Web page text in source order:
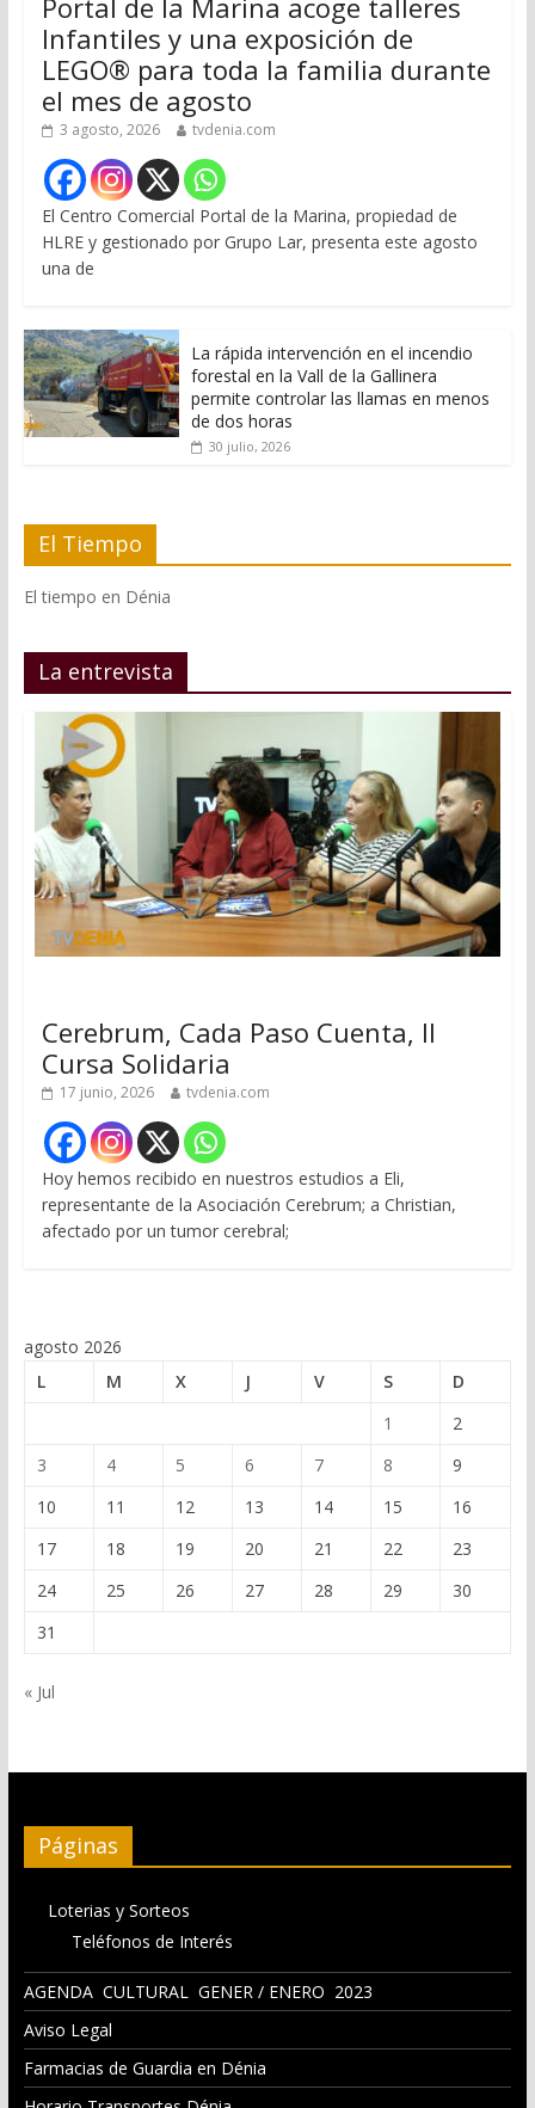
Portal de la Marina acoge talleres
Infantiles y una exposición de
LEGO® para toda la familia durante
el mes de agosto
3 agosto, 2026 tvdenia.com
El Centro Comercial Portal de la Marina, propiedad de
HLRE y gestionado por Grupo Lar, presenta este agosto
una de
La rápida intervención en el incendio
forestal en la Vall de la Gallinera
permite controlar las llamas en menos
de dos horas
30 julio, 2026
El Tiempo
El tiempo en Dénia
La entrevista
Cerebrum, Cada Paso Cuenta, II
Cursa Solidaria
17 junio, 2026 tvdenia.com
Hoy hemos recibido en nuestros estudios a Eli,
representante de la Asociación Cerebrum; a Christian,
afectado por un tumor cerebral;
agosto 2026
L
M X J V S
D
1
2
3
4 5 6 7 8
9
10
11 12 13 14 15
16
17
18 19 20 21 22
23
24
25 26 27 28 29
30
31
« Jul
Páginas
Loterias y Sorteos
Teléfonos de Interés
AGENDA CULTURAL GENER / ENERO 2023
Aviso Legal
Farmacias de Guardia en Dénia